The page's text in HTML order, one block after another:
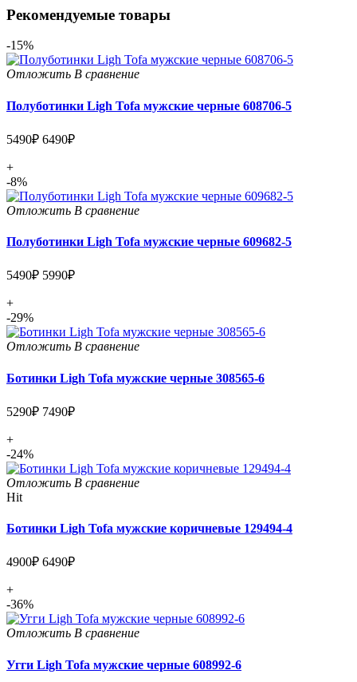
Рекомендуемые товары
-15%
Отложить В сравнение
Полуботинки Ligh Tofa мужские черные 608706-5
5490₽ 6490₽
+
-8%
Отложить В сравнение
Полуботинки Ligh Tofa мужские черные 609682-5
5490₽ 5990₽
+
-29%
Отложить В сравнение
Ботинки Ligh Tofa мужские черные 308565-6
5290₽ 7490₽
+
-24%
Отложить В сравнение
Hit
Ботинки Ligh Tofa мужские коричневые 129494-4
4900₽ 6490₽
+
-36%
Отложить В сравнение
Угги Ligh Tofa мужские черные 608992-6